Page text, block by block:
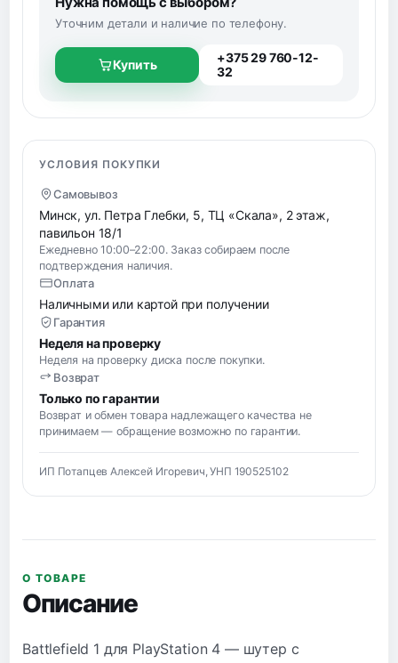
Уточним детали и наличие по телефону.
Купить
+375 29 760-12-
32
УСЛОВИЯ ПОКУПКИ
Самовывоз
Минск, ул. Петра Глебки, 5, ТЦ «Скала», 2 этаж,
павильон 18/1
Ежедневно 10:00–22:00. Заказ собираем после
подтверждения наличия.
Оплата
Наличными или картой при получении
Гарантия
Неделя на проверку
Неделя на проверку диска после покупки.
Возврат
Только по гарантии
Возврат и обмен товара надлежащего качества не
принимаем — обращение возможно по гарантии.
ИП Потапцев Алексей Игоревич, УНП 190525102
О ТОВАРЕ
Описание
Battlefield 1 для PlayStation 4 — шутер с